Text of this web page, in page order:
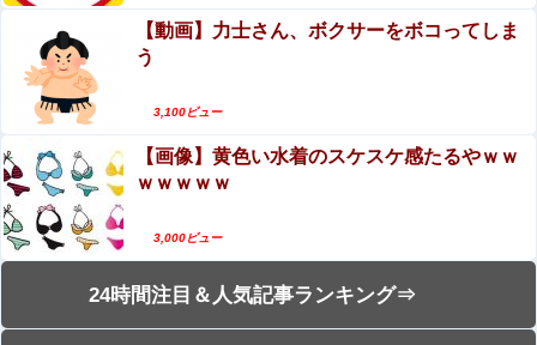
【動画】力士さん、ボクサーをボコってしま
う
3,100ビュー
【画像】黄色い水着のスケスケ感たるやｗｗ
ｗｗｗｗｗ
3,000ビュー
24時間注目＆人気記事ランキング⇒